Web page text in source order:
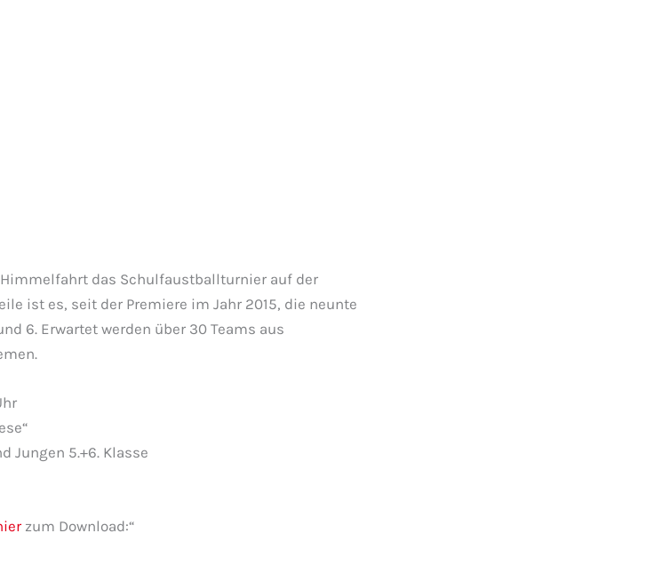
das Schulfaustballturnier auf der
ist es, seit der Premiere im Jahr 2015, die neunte
6. Erwartet werden über 30 Teams aus
Jungen 5.+6. Klasse
zum Download:“